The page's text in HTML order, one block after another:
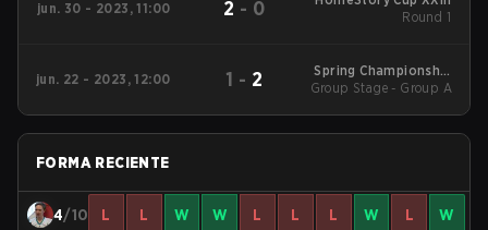
jun. 30 - 2023, 11:00 2 - 0
Round 1
jun. 22 - 2023, 12:00 1 - 2
Spring Championship
2023
Group Stage - Group A
FORMA RECIENTE
4/10 L L W W L L L W L W